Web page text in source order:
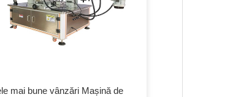
mai bune vânzări Mașină de